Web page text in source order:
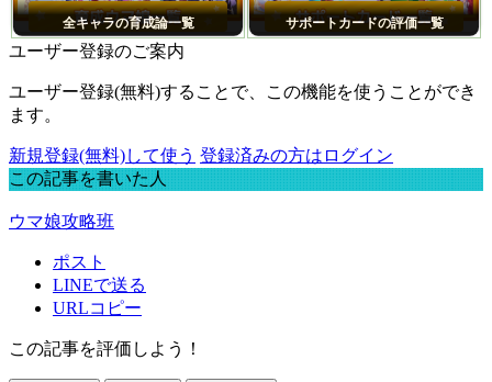
全キャラの育成論一覧 サポートカードの評価一覧
ユーザー登録のご案内
ユーザー登録(無料)することで、この機能を使うことができ
ます。
新規登録(無料)して使う 登録済みの方はログイン
この記事を書いた人
ウマ娘攻略班
ポスト
LINEで送る
URLコピー
この記事を評価しよう！